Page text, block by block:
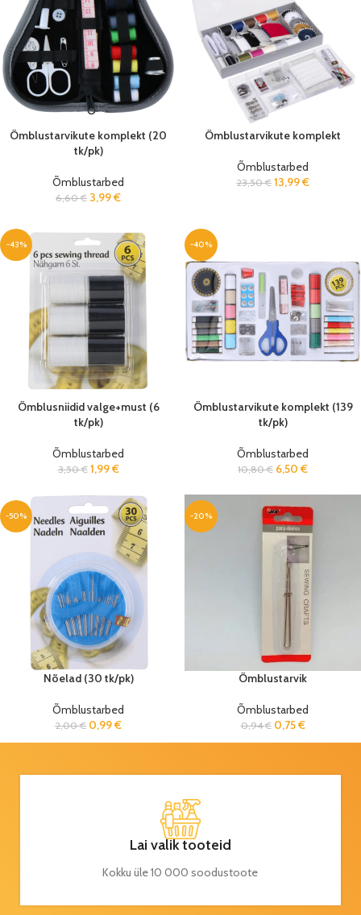
Õmblustarvikute komplekt (20
tk/pk)
Õmblustarbed
6,60€ 3,99€
Õmblustarvikute komplekt
Õmblustarbed
23,50€ 13,99€
-43%
Õmblusniidid valge+must (6
tk/pk)
Õmblustarbed
3,50€ 1,99€
-40%
Õmblustarvikute komplekt (139
tk/pk)
Õmblustarbed
10,80€ 6,50 €
-50%
Nõelad (30 tk/pk)
Õmblustarbed
2,00€ 0,99€
-20%
Õmblustarvik
Õmblustarbed
0,94€ 0,75€
Lai valik tooteid
Kokku üle 10 000 soodustoote